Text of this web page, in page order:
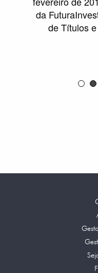
da
de Títulos